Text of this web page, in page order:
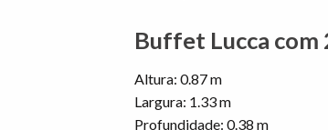
Buffet Lucca com
Altura: 0.87 m
Largura: 1.33 m
Profundidade: 0.38 m